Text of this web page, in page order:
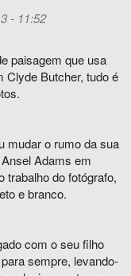
- 11:52
paisagem que usa
Clyde Butcher, tudo é
mudar o rumo da sua
Adams em
trabalho do fotógrafo,
e branco.
com o seu filho
sempre, levando-